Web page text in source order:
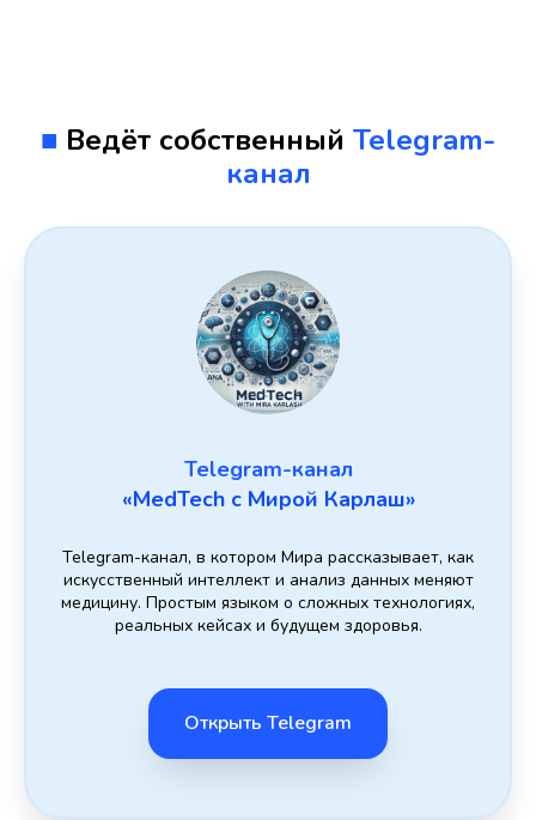
■ Ведёт собственный Telegram-
канал
Telegram-канал
«MedTech с Мирой Карлаш»
Telegram-канал, в котором Мира рассказывает, как
искусственный интеллект и анализ данных меняют
медицину. Простым языком о сложных технологиях,
реальных кейсах и будущем здоровья.
Открыть Telegram